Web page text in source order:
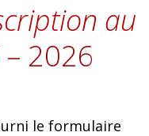
au
– 2026
le formulaire